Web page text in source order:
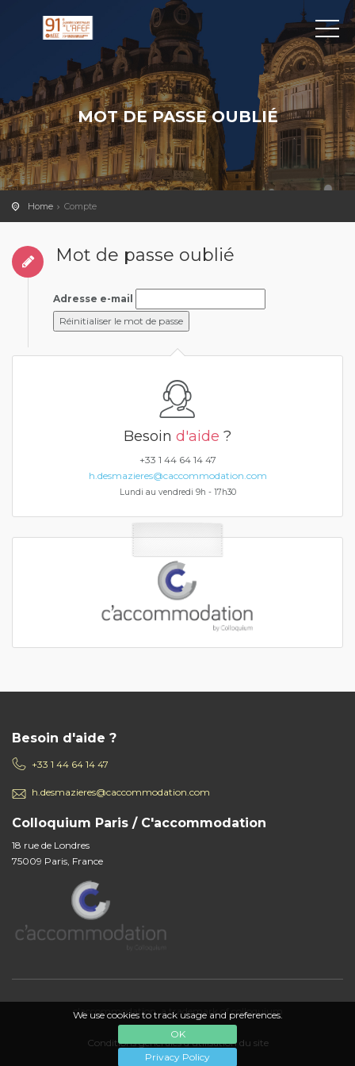
We use cookies to track usage and preferences.
OK
Privacy Policy
MOT DE PASSE OUBLIÉ
Home Compte
Mot de passe oublié
Adresse e-mail
Besoin d'aide ?
+33 1 44 64 14 47
h.desmazieres@caccommodation.com
Lundi au vendredi 9h - 17h30
Besoin d'aide ?
+33 1 44 64 14 47
h.desmazieres@caccommodation.com
Colloquium Paris / C'accommodation
18 rue de Londres
75009 Paris, France
c'accommodation, a trademark of colloquium
Conditions générales d'utilisation du site